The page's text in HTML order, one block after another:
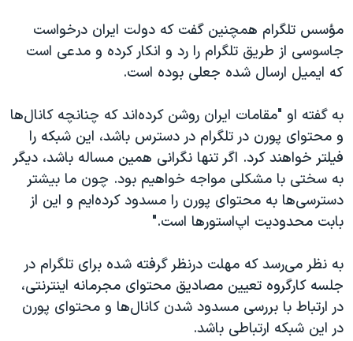
مؤسس تلگرام همچنین گفت که دولت ایران درخواست
جاسوسی از طریق تلگرام را رد و انکار کرده و مدعی است
که ایمیل ارسال شده جعلی بوده است.
به گفته او "مقامات ایران روشن کرده‌اند که چنانچه کانال‌ها
و محتوای پورن در تلگرام در دسترس باشد، این شبکه را
فیلتر خواهند کرد. اگر تنها نگرانی همین مساله باشد، دیگر
به سختی با مشکلی مواجه خواهیم بود. چون ما بیشتر
دسترسی‌ها به محتوای پورن را مسدود کرده‌ایم و این از
بابت محدودیت اپ‌استورها است."
به نظر می‌رسد که مهلت درنظر گرفته شده برای تلگرام در
جلسه کارگروه تعیین مصادیق محتوای مجرمانه اینترنتی،
در ارتباط با بررسی مسدود شدن کانال‌ها و محتوای پورن
در این شبکه ارتباطی باشد.